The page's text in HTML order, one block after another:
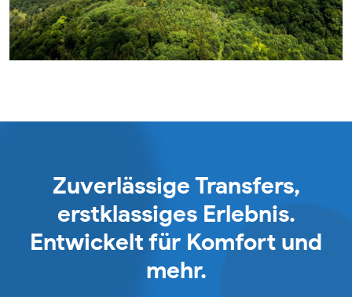
Zuverlässige Transfers,
erstklassiges Erlebnis.
Entwickelt für Komfort und
mehr.